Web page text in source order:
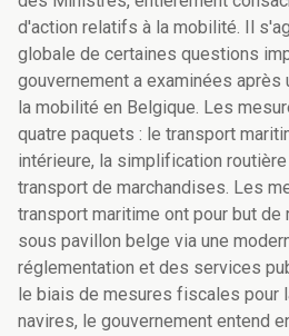
d'action relatifs à la mobilité. Il
globale de certaines questions
gouvernement a examinées après
la mobilité en Belgique. Les
quatre paquets : le transport
intérieure, la simplification
transport de marchandises. Les
transport maritime ont pour but de
sous pavillon belge via une
réglementation et des services
le biais de mesures fiscales pour
navires, le gouvernement entend